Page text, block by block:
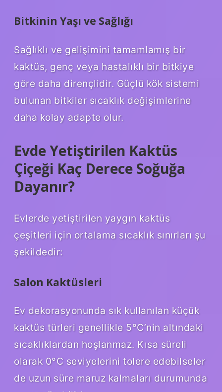
Bitkinin Yaşı ve Sağlığı
Sağlıklı ve gelişimini tamamlamış bir
kaktüs, genç veya hastalıklı bir bitkiye
göre daha dirençlidir. Güçlü kök sistemi
bulunan bitkiler sıcaklık değişimlerine
daha kolay adapte olur.
Evde Yetiştirilen Kaktüs
Çiçeği Kaç Derece Soğuğa
Dayanır?
Evlerde yetiştirilen yaygın kaktüs
çeşitleri için ortalama sıcaklık sınırları şu
şekildedir:
Salon Kaktüsleri
Ev dekorasyonunda sık kullanılan küçük
kaktüs türleri genellikle 5°C’nin altındaki
sıcaklıklardan hoşlanmaz. Kısa süreli
olarak 0°C seviyelerini tolere edebilseler
de uzun süre maruz kalmaları durumunda